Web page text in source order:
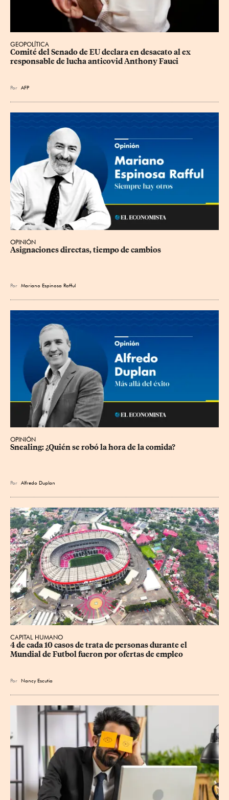
GEOPOLÍTICA
Comité del Senado de EU declara en desacato al ex
responsable de lucha anticovid Anthony Fauci
Por AFP
OPINIÓN
Asignaciones directas, tiempo de cambios
Por Mariano Espinosa Rafful
OPINIÓN
Snealing: ¿Quién se robó la hora de la comida?
Por Alfredo Duplan
CAPITAL HUMANO
4 de cada 10 casos de trata de personas durante el
Mundial de Futbol fueron por ofertas de empleo
Por Nancy Escutia